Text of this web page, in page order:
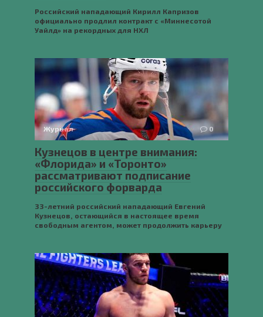
Российский нападающий Кирилл Капризов
официально продлил контракт с «Миннесотой
Уайлд» на рекордных для НХЛ
Журнал 0
Кузнецов в центре внимания:
«Флорида» и «Торонто»
рассматривают подписание
российского форварда
33-летний российский нападающий Евгений
Кузнецов, остающийся в настоящее время
свободным агентом, может продолжить карьеру